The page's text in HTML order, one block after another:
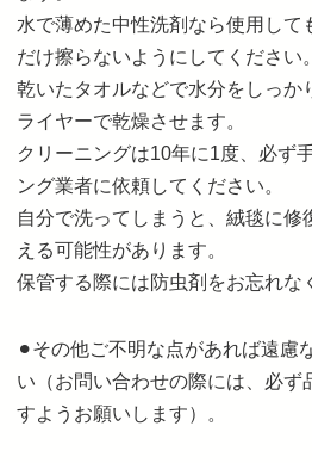
水で薄めた中性洗剤なら使用して
だけ擦らないようにしてください。
乾いたタオルなどで水分をしっか
ライヤーで乾燥させます。
クリーニングは10年に1度、必ず
ング業者に依頼してください。
自分で洗ってしまうと、絨毯に修
える可能性があります。
保管する際には防虫剤をお忘れな
⚫︎その他ご不明な点があれば遠慮
い（お問い合わせの際には、必ず
すようお願いします）。